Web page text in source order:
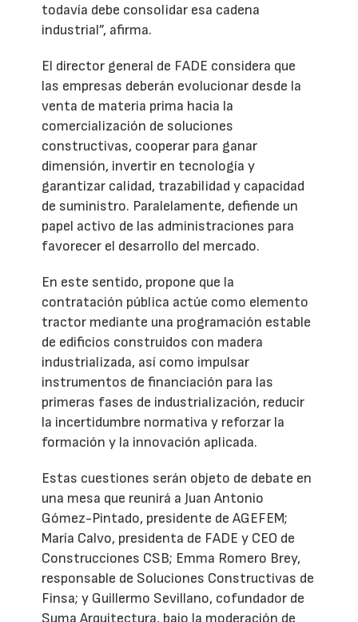
todavía debe consolidar esa cadena
industrial”, afirma.
El director general de FADE considera que
las empresas deberán evolucionar desde la
venta de materia prima hacia la
comercialización de soluciones
constructivas, cooperar para ganar
dimensión, invertir en tecnología y
garantizar calidad, trazabilidad y capacidad
de suministro. Paralelamente, defiende un
papel activo de las administraciones para
favorecer el desarrollo del mercado.
En este sentido, propone que la
contratación pública actúe como elemento
tractor mediante una programación estable
de edificios construidos con madera
industrializada, así como impulsar
instrumentos de financiación para las
primeras fases de industrialización, reducir
la incertidumbre normativa y reforzar la
formación y la innovación aplicada.
Estas cuestiones serán objeto de debate en
una mesa que reunirá a Juan Antonio
Gómez-Pintado, presidente de AGEFEM;
María Calvo, presidenta de FADE y CEO de
Construcciones CSB; Emma Romero Brey,
responsable de Soluciones Constructivas de
Finsa; y Guillermo Sevillano, cofundador de
Suma Arquitectura, bajo la moderación de